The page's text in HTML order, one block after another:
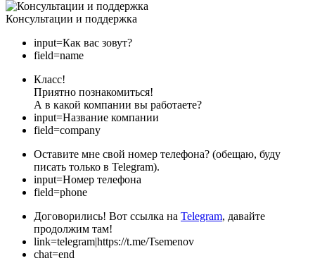
Консультации и поддержка
input=Как вас зовут?
field=name
Класс!
Приятно познакомиться!
А в какой компании вы работаете?
input=Название компании
field=company
Оставите мне свой номер телефона? (обещаю, буду
писать только в Telegram).
input=Номер телефона
field=phone
Договорились! Вот ссылка на Telegram, давайте
продолжим там!
link=telegram|https://t.me/Tsemenov
chat=end